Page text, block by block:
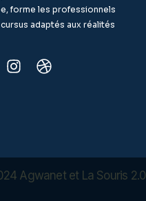
forme les professionnels
adaptés aux réalités
Agwanetet La Souris 2.0